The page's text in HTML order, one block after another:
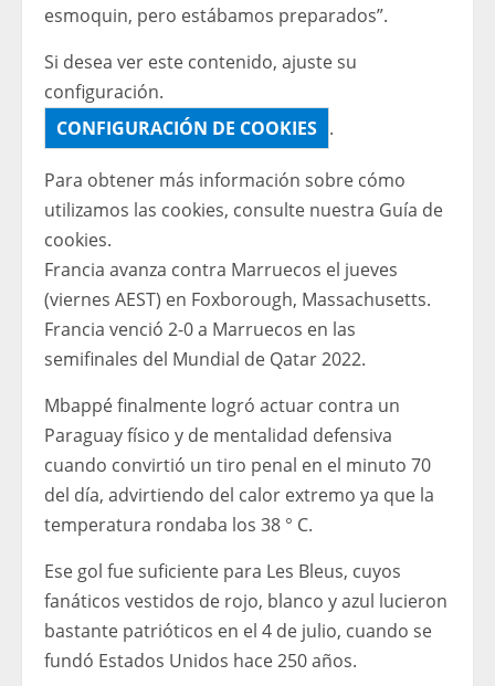
esmoquin, pero estábamos preparados”.
Si desea ver este contenido, ajuste su
configuración.
CONFIGURACIÓN DE COOKIES .
Para obtener más información sobre cómo
utilizamos las cookies, consulte nuestra Guía de
cookies.
Francia avanza contra Marruecos el jueves
(viernes AEST) en Foxborough, Massachusetts.
Francia venció 2-0 a Marruecos en las
semifinales del Mundial de Qatar 2022.
Mbappé finalmente logró actuar contra un
Paraguay físico y de mentalidad defensiva
cuando convirtió un tiro penal en el minuto 70
del día, advirtiendo del calor extremo ya que la
temperatura rondaba los 38 ° C.
Ese gol fue suficiente para Les Bleus, cuyos
fanáticos vestidos de rojo, blanco y azul lucieron
bastante patrióticos en el 4 de julio, cuando se
fundó Estados Unidos hace 250 años.